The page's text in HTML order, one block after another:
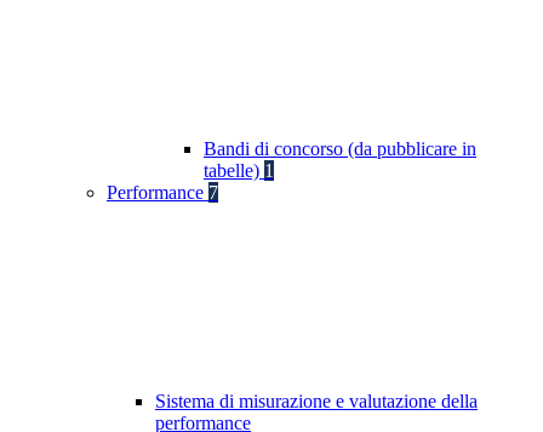
Bandi di concorso (da pubblicare in
tabelle) 1
Performance 7
Sistema di misurazione e valutazione della
performance